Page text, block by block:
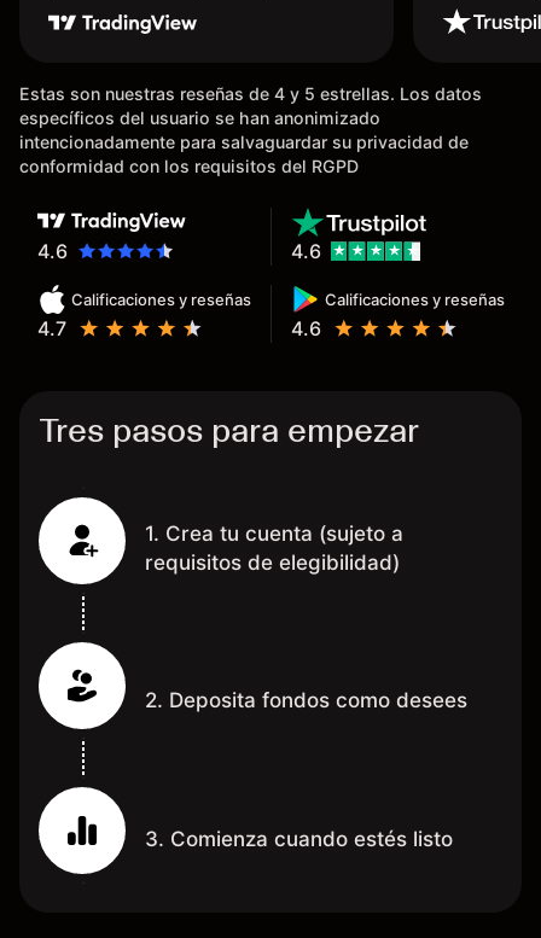
usar Capital fue la llegada de mi
existentes en el mercado que
tardan días o tienen mucha
burocracia; y la segunda razón,
hecho de operar en un mercado
determinado, debido a los
Mientras más activo seas, más
dinero te reembolsa. Muchas
Estas son nuestras reseñas de 4 y 5 estrellas. Los datos
específicos del usuario se han anonimizado
intencionadamente para salvaguardar su privacidad de
conformidad con los requisitos del RGPD
4.6
Calificaciones y reseñas
4.7
Calificaciones y reseñas
4.6
4.6
Tres pasos para empezar
1. Crea tu cuenta (sujeto a
requisitos de elegibilidad)
2. Deposita fondos como desees
3. Comienza cuando estés listo